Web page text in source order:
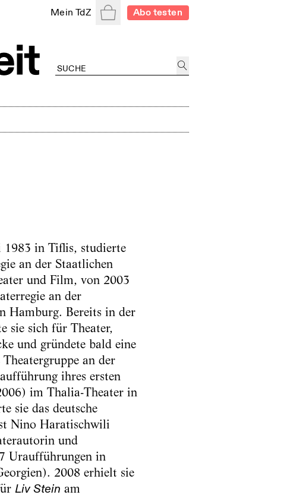
Mein TdZ WarenkorbAbo testen
1983 in Tiflis, studierte
an der Staatlichen
und Film, von 2003
an der
Hamburg. Bereits in der
sie sich für Theater,
und gründete bald eine
Theatergruppe an der
ihres ersten
im Thalia-Theater in
sie das deutsche
Nino Haratischwili
und
Uraufführungen in
2008 erhielt sie
Liv Stein am